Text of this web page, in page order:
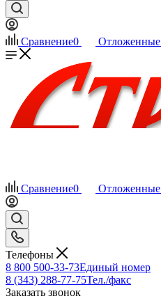
Сравнение0 Отложенные
Сравнение0 Отложенные
Телефоны
8 800 500-33-73Единый номер
8 (343) 288-77-75Тел./факс
Заказать звонок